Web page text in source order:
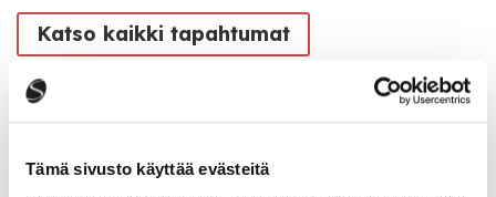
Tämä sivusto käyttää evästeitä
Katso kaikki tapahtumat
Facebook